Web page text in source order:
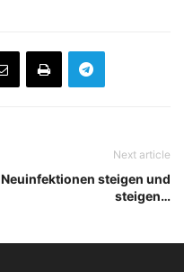
Next article
Neuinfektionen steigen und
steigen…